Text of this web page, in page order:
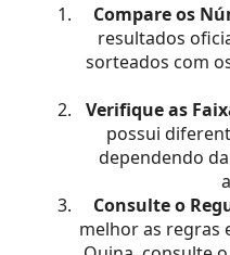
Compare os
resultados
sorteados com
Verifique as
possui
dependendo
Consulte o
melhor as regras